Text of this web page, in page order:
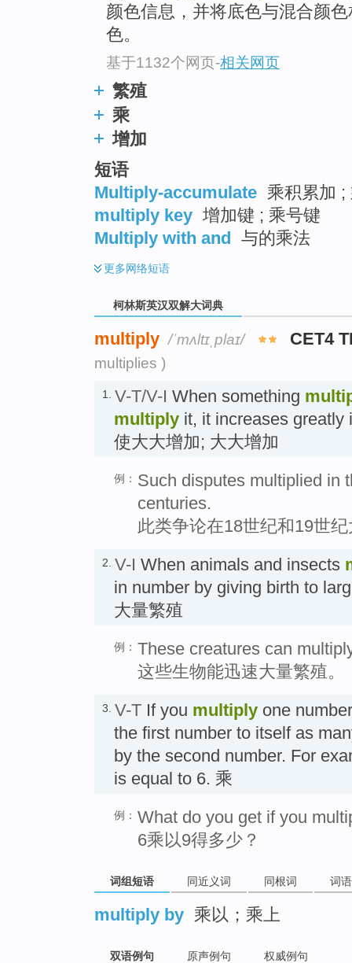
颜色信息，并将底色与混合颜
色。
基于1132个网页-相关网页
繁殖
乘
增加
短语
Multiply-accumulate 乘积累加 ;
multiply key 增加键 ; 乘号键
Multiply with and 与的乘法
更多网络短语
柯林斯英汉双解大词典
multiply /ˈmʌltɪˌplaɪ/ CET4
multiplies )
1. V-T/V-I When something
multiply it, it increases greatly
使大大增加; 大大增加
例： Such disputes multiplied in
centuries.
此类争论在18世纪和19世
2. V-I When animals and insects
in number by giving birth to
大量繁殖
例： These creatures can
这些生物能迅速大量繁殖。
3. V-T If you multiply one
the first number to itself as
by the second number. For
is equal to 6. 乘
例： What do you get if you
6乘以9得多少？
词组短语 同近义词 同根词 词
multiply by 乘以；乘上
双语例句 原声例句 权威例句